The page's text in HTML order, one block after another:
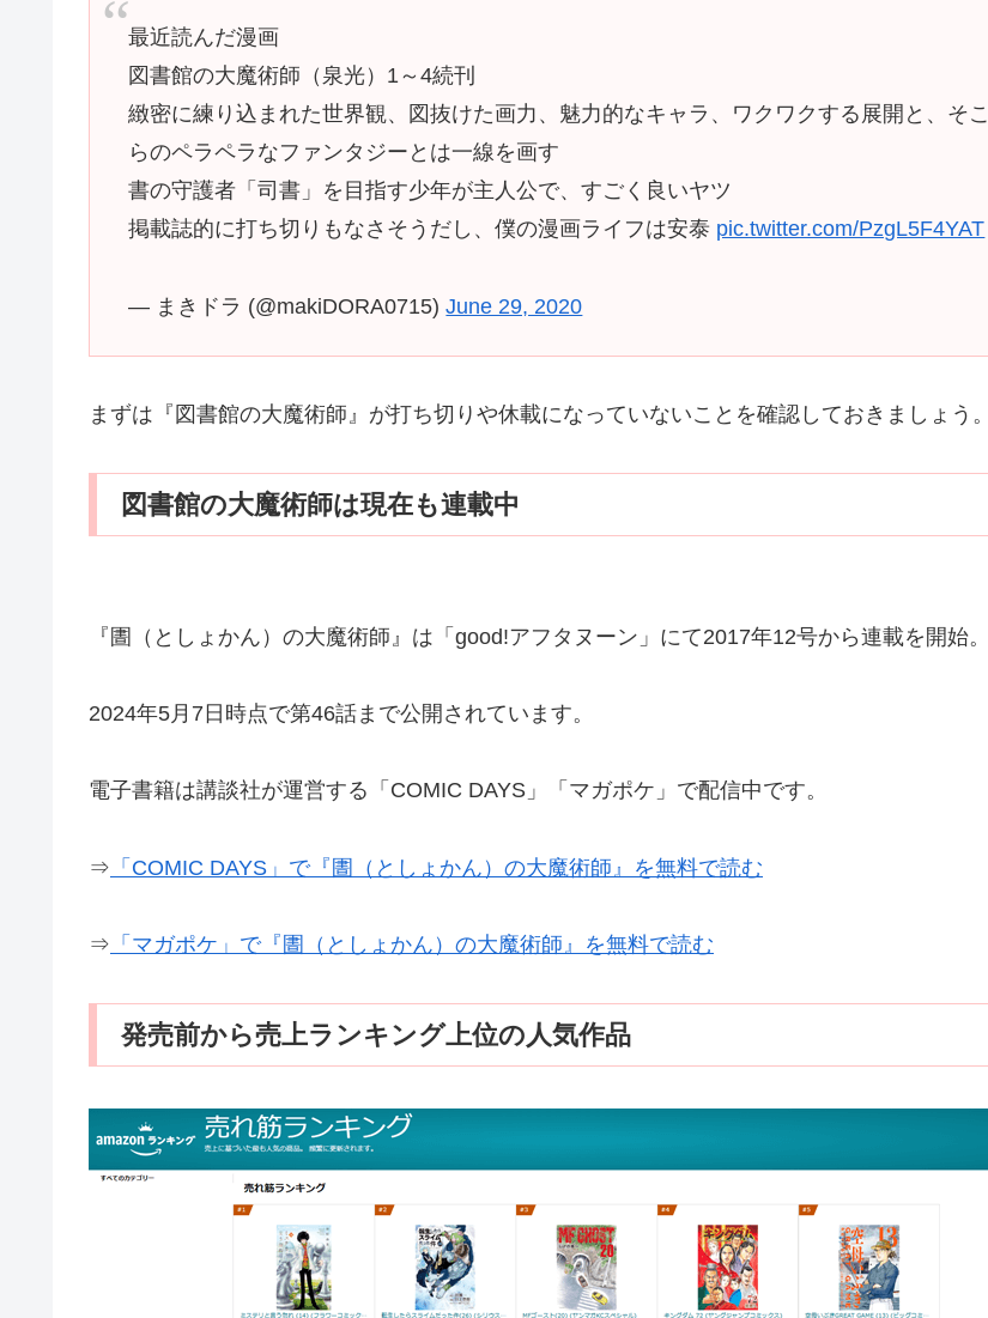
最近読んだ漫画
図書館の大魔術師（泉光）1～4続刊
緻密に練り込まれた世界観、図抜けた画力、魅力的なキャラ、ワクワクする展開と、そこ
らのペラペラなファンタジーとは一線を画す
書の守護者「司書」を目指す少年が主人公で、すごく良いヤツ
掲載誌的に打ち切りもなさそうだし、僕の漫画ライフは安泰 pic.twitter.com/PzgL5F4YAT
— まきドラ (@makiDORA0715)June 29, 2020
まずは『図書館の大魔術師』が打ち切りや休載になっていないことを確認しておきましょう。
図書館の大魔術師は現在も連載中
『圕（としょかん）の大魔術師』は「good!アフタヌーン」にて2017年12号から連載を開始。
2024年5月7日時点で第46話まで公開されています。
電子書籍は講談社が運営する「COMIC DAYS」「マガポケ」で配信中です。
⇒ 「COMIC DAYS」で『圕（としょかん）の大魔術師』を無料で読む
⇒ 「マガポケ」で『圕（としょかん）の大魔術師』を無料で読む
発売前から売上ランキング上位の人気作品